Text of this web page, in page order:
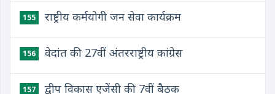
155 राष्ट्रीय कर्मयोगी जन सेवा कार्यक्रम
156 वेदांत की 27वीं अंतरराष्ट्रीय कांग्रेस
157 द्वीप विकास एजेंसी की 7वीं बैठक